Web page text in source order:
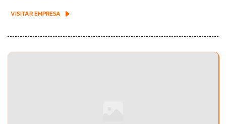
VISITAR EMPRESA